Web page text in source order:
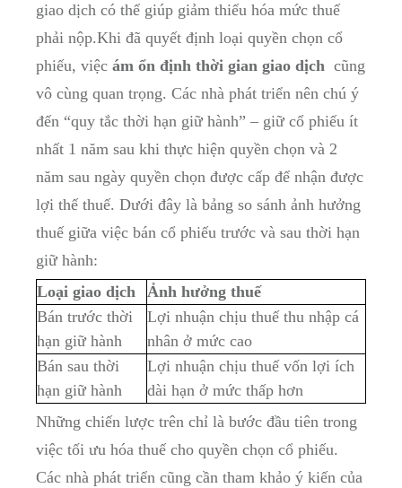
giao dịch⁤ có thể​ giúp giảm‌ thiểu hóa ​mức ⁣thuế
phải​ nộp.Khi đã⁣ quyết ‌định loại⁢ quyền chọn cổ
phiếu,​ việc ám ​ổn định ⁤thời ⁣gian giao dịch ⁣ cũng
vô cùng​ quan ‌trọng. Các nhà phát triển nên ⁤chú ý
đến “quy ‌tắc‌ thời hạn giữ ‍hành” – giữ cổ phiếu ít
nhất 1 năm sau khi⁢ thực hiện quyền ⁤chọn và 2
năm sau ngày quyền chọn được ⁢cấp để ‌nhận được
lợi ⁤thế⁢ thuế. Dưới đây là ⁤bảng so sánh ảnh hưởng⁤
thuế giữa ‍việc bán cổ ⁤phiếu trước và sau thời hạn
giữ hành:
Loại giao dịch
Ảnh hưởng thuế
Bán trước thời
hạn⁣ giữ hành
Lợi ‍nhuận chịu thuế thu​ nhập cá
nhân ở mức⁢ cao
Bán sau⁢ thời
hạn giữ hành
Lợi‍ nhuận chịu thuế vốn lợi ích
dài hạn ở mức thấp hơn
Những chiến lược trên ⁢chỉ là bước đầu tiên trong
việc tối ưu hóa​ thuế⁤ cho quyền chọn cổ phiếu. ​
Các nhà phát triển cũng ‍cần tham khảo ý kiến⁣ của